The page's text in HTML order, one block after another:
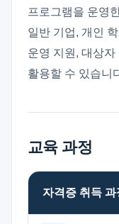
프로그램을 운영
일반 기업, 개인
운영 지원, 대상자
활용할 수 있습니
교육 과정
자격증 취득 과